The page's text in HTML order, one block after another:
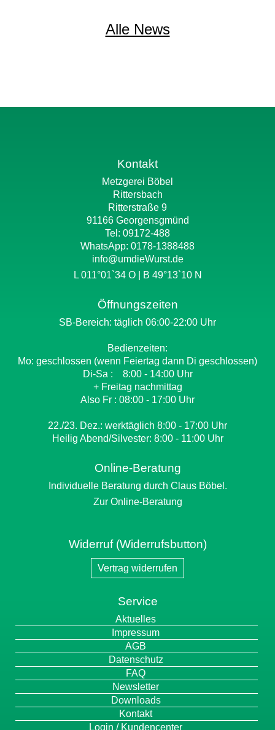
Alle News
Kontakt
Metzgerei Böbel
Rittersbach
Ritterstraße 9
91166 Georgensgmünd
Tel: 09172-488
WhatsApp: 0178-1388488
info@umdieWurst.de
L 011°01`34 O | B 49°13`10 N
Öffnungszeiten
SB-Bereich: täglich 06:00-22:00 Uhr
Bedienzeiten:
Mo: geschlossen (wenn Feiertag dann Di geschlossen)
Di-Sa : 8:00 - 14:00 Uhr
+ Freitag nachmittag
Also Fr : 08:00 - 17:00 Uhr
22./23. Dez.: werktäglich 8:00 - 17:00 Uhr
Heilig Abend/Silvester: 8:00 - 11:00 Uhr
Online-Beratung
Individuelle Beratung durch Claus Böbel.
Zur Online-Beratung
Widerruf (Widerrufsbutton)
Vertrag widerrufen
Service
Navigation
überspringen
Aktuelles
Impressum
AGB
Datenschutz
FAQ
Newsletter
Downloads
Kontakt
Login / Kundencenter